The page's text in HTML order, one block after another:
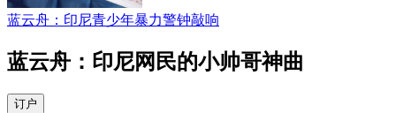
蓝云舟：印尼青少年暴力警钟敲响
蓝云舟：印尼网民的小帅哥神曲
订户